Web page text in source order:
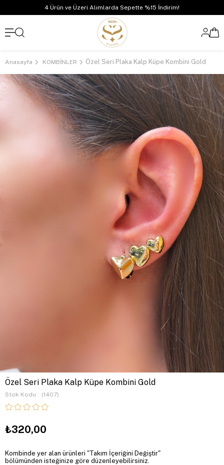
4 Ürün ve Üzeri Alımlarda Sepette %15 İndirim!
Anasayfa KOMBİNLER Özel Seri Plaka Kalp Küpe Kombini Gold
Özel Seri Plaka Kalp Küpe Kombini Gold
Stok Kodu (1407)
₺320,00
Kombinde yer alan ürünleri "Takım İçeriğini Değiştir"
bölümünden isteğinize göre düzenleyebilirsiniz.